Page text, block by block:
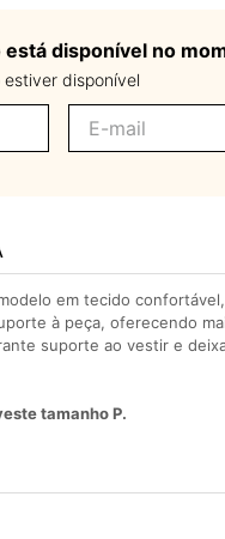
está disponível no
disponível
em tecido
à peça, oferecendo
suporte ao vestir e
tamanho P.